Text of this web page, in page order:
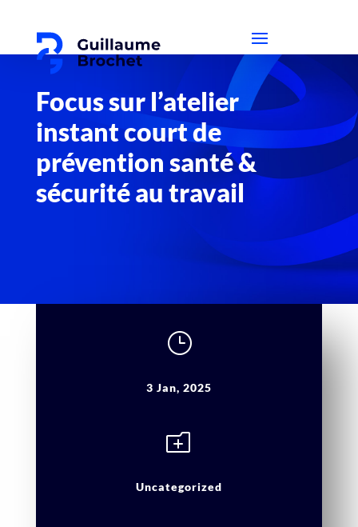
Focus sur l’atelier
instant court de
prévention santé &
sécurité au travail
}
3 Jan, 2025
o
Uncategorized